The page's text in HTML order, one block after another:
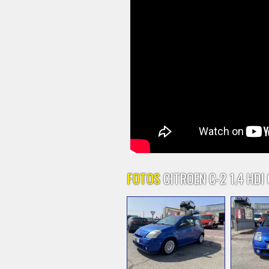
FOTOSCITROEN C-2 1.4